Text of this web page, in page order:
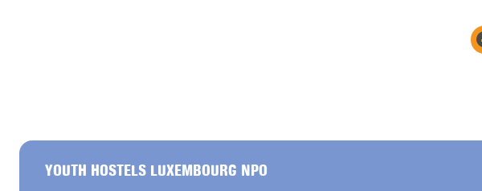
YOUTH HOSTELS LUXEMBOURG NPO